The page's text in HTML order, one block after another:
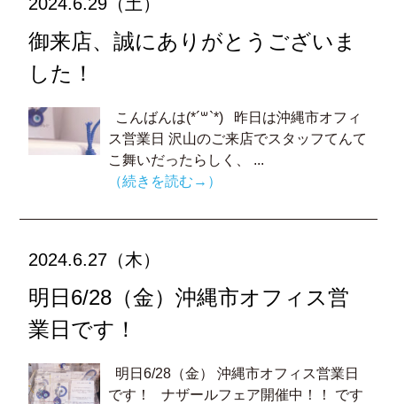
御来店、誠にありがとうございま
した！
こんばんは(*´꒳`*) 昨日は沖縄市オフィ
ス営業日 沢山のご来店でスタッフてんて
こ舞いだったらしく、 ...
（続きを読む→）
2024.6.27（木）
明日6/28（金）沖縄市オフィス営
業日です！
明日6/28（金） 沖縄市オフィス営業日
です！ ナザールフェア開催中！！ です